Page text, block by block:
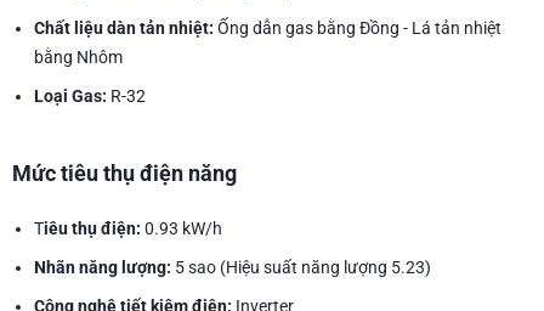
Chất liệu dàn tản nhiệt: Ống dẫn gas bằng Đồng - Lá tản nhiệt
bằng Nhôm
Loại Gas: R-32
Mức tiêu thụ điện năng
Tiêu thụ điện: 0.93 kW/h
Nhãn năng lượng: 5 sao (Hiệu suất năng lượng 5.23)
Công nghệ tiết kiệm điện: Inverter